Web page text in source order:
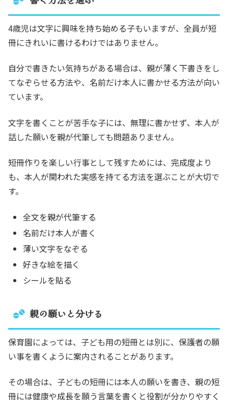
4歳児は文字に興味を持ち始める子もいますが、全員が短
冊にきれいに書けるわけではありません。
自分で書きたい気持ちがある場合は、親が薄く下書きをし
てなぞらせる方法や、名前だけ本人に書かせる方法が向い
ています。
文字を書くことが苦手な子には、無理に書かせず、本人が
話した願いを親が代筆しても問題ありません。
短冊作りを楽しい行事として残すためには、完成度より
も、本人が関われた実感を持てる方法を選ぶことが大切で
す。
全文を親が代筆する
名前だけ本人が書く
薄い文字をなぞる
好きな絵を描く
シールを貼る
親の願いと分ける
保育園によっては、子ども用の短冊とは別に、保護者の願
い事を書くように案内されることがあります。
その場合は、子どもの短冊には本人の願いを書き、親の短
冊には健康や成長を願う言葉を書くと役割が分かりやすく